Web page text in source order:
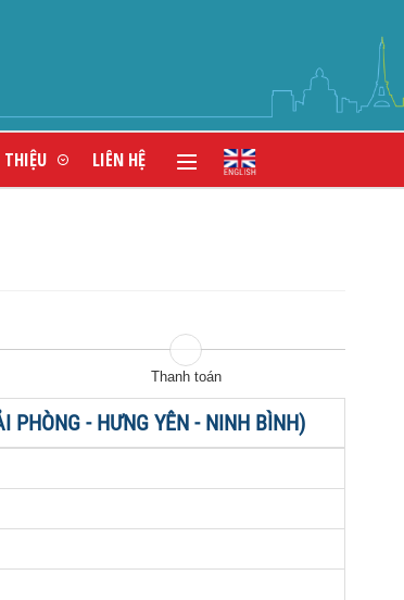
LIÊN HỆ
Thanh toán
PHÒNG - HƯNG YÊN - NINH BÌNH)